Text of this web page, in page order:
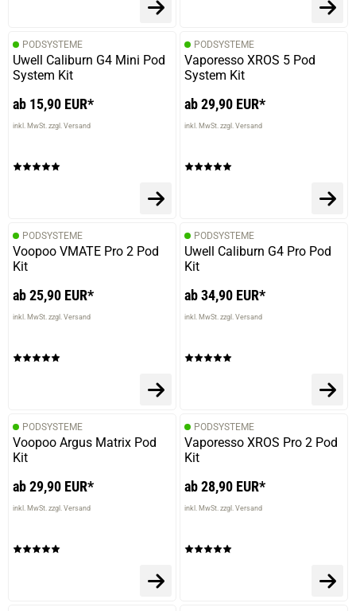
PODSYSTEME
Uwell Caliburn G4 Mini Pod
System Kit
ab 15,90 EUR*
inkl. MwSt. zzgl. Versand
PODSYSTEME
Vaporesso XROS 5 Pod
System Kit
ab 29,90 EUR*
inkl. MwSt. zzgl. Versand
PODSYSTEME
Voopoo VMATE Pro 2 Pod
Kit
ab 25,90 EUR*
inkl. MwSt. zzgl. Versand
PODSYSTEME
Uwell Caliburn G4 Pro Pod
Kit
ab 34,90 EUR*
inkl. MwSt. zzgl. Versand
PODSYSTEME
Voopoo Argus Matrix Pod
Kit
ab 29,90 EUR*
inkl. MwSt. zzgl. Versand
PODSYSTEME
Vaporesso XROS Pro 2 Pod
Kit
ab 28,90 EUR*
inkl. MwSt. zzgl. Versand